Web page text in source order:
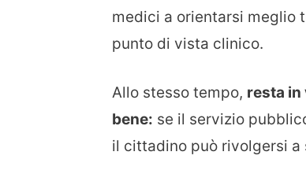
medici a orientarsi meglio
punto di vista clinico.
Allo stesso tempo, resta in
bene: se il servizio
il cittadino può rivolgersi